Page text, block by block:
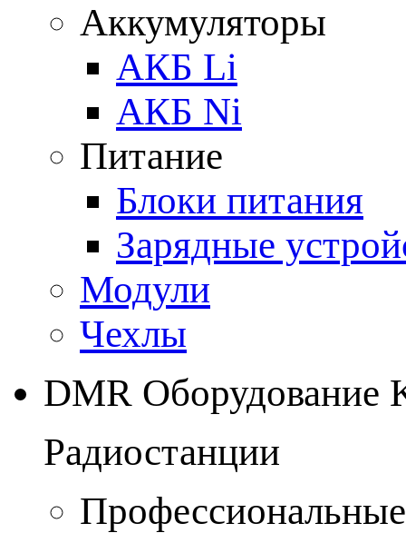
Аккумуляторы
АКБ Li
АКБ Ni
Питание
Блоки питания
Зарядные
Модули
Чехлы
DMR Оборудование
Радиостанции